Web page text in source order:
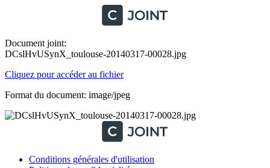
Document joint:
DCslHvUSynX_toulouse-20140317-00028.jpg
Cliquez pour accéder au fichier
Format du document: image/jpeg
Conditions générales d'utilisation